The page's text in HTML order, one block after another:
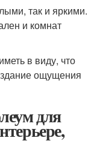
так и яркими.
и комнат
в виду, что
ощущения
для